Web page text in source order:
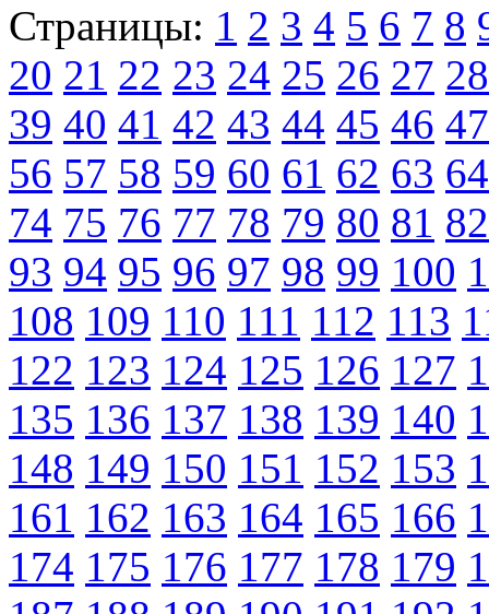
Страницы: 1 2 3 4 5 6 7 8
20 21 22 23 24 25 26 27 28
39 40 41 42 43 44 45 46 47
56 57 58 59 60 61 62 63 64
74 75 76 77 78 79 80 81 82
93 94 95 96 97 98 99 100
108 109 110 111 112 113
122 123 124 125 126 127
135 136 137 138 139 140
148 149 150 151 152 153
161 162 163 164 165 166
174 175 176 177 178 179